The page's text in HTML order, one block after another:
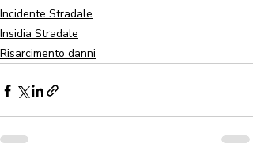
Incidente Stradale
Insidia Stradale
Risarcimento danni